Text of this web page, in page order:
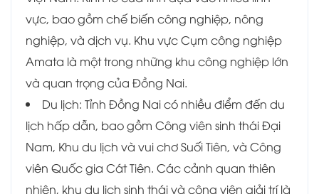
vực, bao gồm chế biến công nghiệp, nông
nghiệp, và dịch vụ. Khu vực Cụm công nghiệp
Amata là một trong những khu công nghiệp lớn
và quan trọng của Đồng Nai.
Du lịch: Tỉnh Đồng Nai có nhiều điểm đến du
lịch hấp dẫn, bao gồm Công viên sinh thái Đại
Nam, Khu du lịch và vui chơ Suối Tiên, và Công
viên Quốc gia Cát Tiên. Các cảnh quan thiên
nhiên, khu du lịch sinh thái và công viên giải trí là